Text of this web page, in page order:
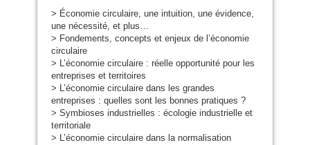
> Économie circulaire, une intuition, une évidence,
une nécessité, et plus…
> Fondements, concepts et enjeux de l’économie
circulaire
> L’économie circulaire : réelle opportunité pour les
entreprises et territoires
> L’économie circulaire dans les grandes
entreprises : quelles sont les bonnes pratiques ?
> Symbioses industrielles : écologie industrielle et
territoriale
> L’économie circulaire dans la normalisation